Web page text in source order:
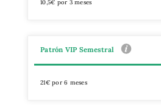
10,5€ por 3 meses
Patrón VIP Semestral
21€ por 6 meses